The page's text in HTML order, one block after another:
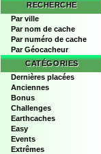
RECHERCHE
Par ville
Par nom de cache
Par numéro de cache
Par Géocacheur
CATÉGORIES
Dernières placées
Anciennes
Bonus
Challenges
Earthcaches
Easy
Events
Extrêmes